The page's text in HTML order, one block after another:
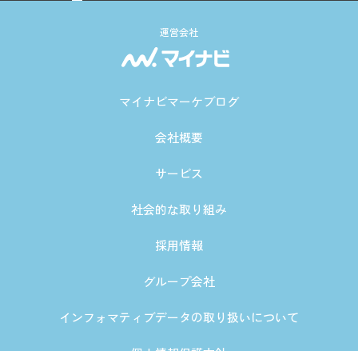
運営会社
マイナビマーケブログ
会社概要
サービス
社会的な取り組み
採用情報
グループ会社
インフォマティブデータの取り扱いについて